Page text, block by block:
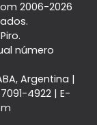
2006-2026
número
Argentina |
4922| E-